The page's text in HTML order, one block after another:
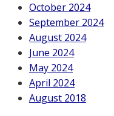
October 2024
September 2024
August 2024
June 2024
May 2024
April 2024
August 2018